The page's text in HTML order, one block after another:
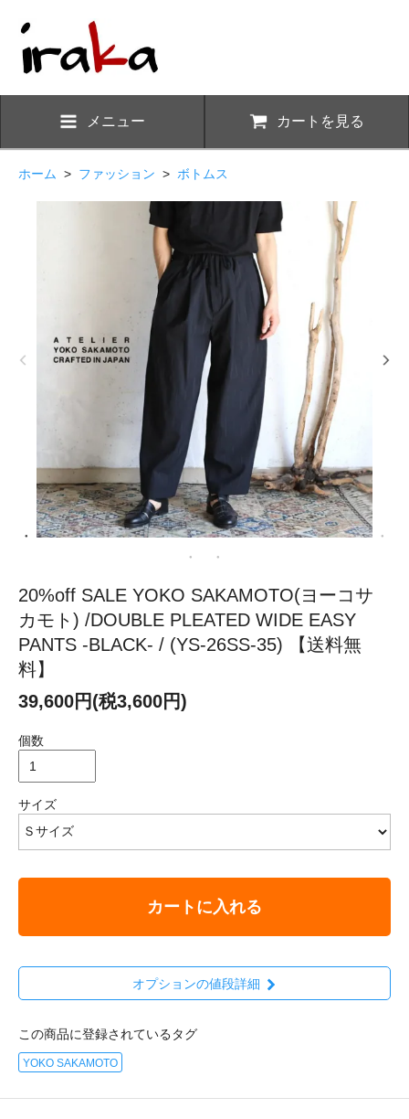
メニュー カートを見る
ホーム > ファッション > ボトムス
20%off SALE YOKO SAKAMOTO(ヨーコサ
カモト) /DOUBLE PLEATED WIDE EASY
PANTS -BLACK- / (YS-26SS-35) 【送料無
料】
39,600円(税3,600円)
個数
サイズ
カートに入れる
オプションの値段詳細
この商品に登録されているタグ
YOKO SAKAMOTO